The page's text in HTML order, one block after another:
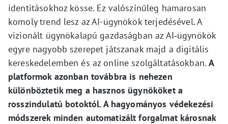
identitásokhoz kösse. Ez valószínűleg hamarosan
komoly trend lesz az AI-ügynökök terjedésével. A
vizionált ügynökalapú gazdaságban az AI‑ügynökök
egyre nagyobb szerepet játszanak majd a digitális
kereskedelemben és az online szolgáltatásokban.A
platformok azonban továbbra is nehezen
különböztetik meg a hasznos ügynököket a
rosszindulatú botoktól. A hagyományos védekezési
módszerek minden automatizált forgalmat károsnak